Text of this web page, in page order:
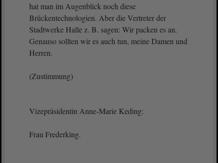
hat man im Augenblick noch diese
Brückentechnologien. Aber die Vertreter der
Stadtwerke Halle z. B. sagen: Wir packen es an.
Genauso sollten wir es auch tun, meine Damen und
Herren.
(Zustimmung)
Vizepräsidentin Anne-Marie Keding:
Frau Frederking.